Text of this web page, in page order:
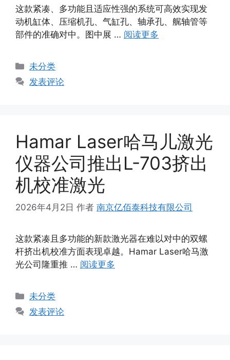
这款紧凑、多功能且适应性强的系统可高效实现发
动机缸体、压缩机孔、气缸孔、轴承孔、艉轴管等
部件的准确对中。图中展 … 阅读更多
分
类
未分类
发表评论
Hamar Laser哈马儿激光
仪器公司推出L-703挤出
机校准激光
2026年4月2日 作者 南京亿佰泰科技有限公司
这款紧凑且多功能的新款激光器在难以对中的双螺
杆挤出机校准方面表现卓越。Hamar Laser哈马激
光公司隆重推 … 阅读更多
分
类
未分类
发表评论